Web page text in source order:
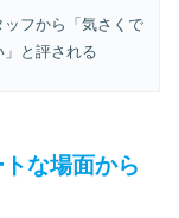
ッフから「気さくで
」と評される
な場面から